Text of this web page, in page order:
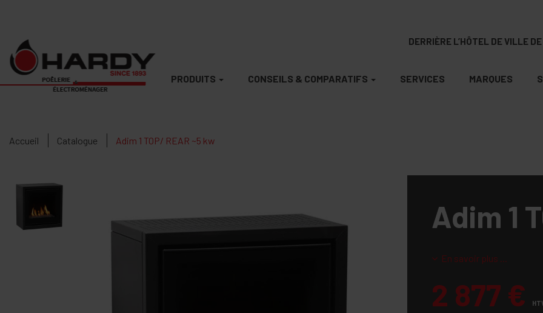
DERRIÈRE L’HÔTEL DE VILLE
PRODUITS CONSEILS & COMPARATIFS SERVICES MARQUES
Accueil Catalogue Adim 1 TOP/ REAR ~5 kw
Adim 1
En savoir plus ...
2 877 €